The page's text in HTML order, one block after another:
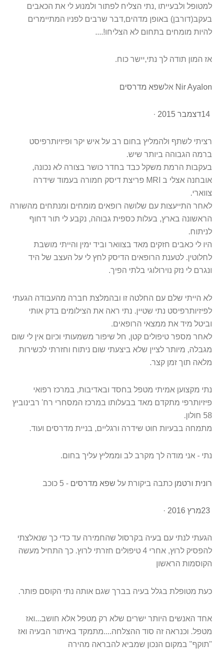
למטופל ולבעייתו ,נתי הצליח לפתור ולמנוע לי את הכאבים
בעקב(דורבן) באופן מדהים,דבר שרבים לפניו המתיימרים
להיות מומחים בתחום לא הצליחו....!
אז המון תודה לך נתי,יישר כוח.
Nir Ayalon אלשפא מדרסים
14דצמבר 2015 ·
רציתי לשתף ולהמליץ בחום רב על איש יקר ופיזיותרפיסט
ברמה הגבוהה ביותר שיש.
בעקבות הרמת משקל כבד בחדר כושר בצורה לא נכונה,
אובחנה אצלי ב MRI פריצת דיסק חמורה בעמוד שידרה
צווארי.
לאחר התייעצות עם שלושה רופאים מומחים ומנתחים מהשורה
הראשונה בארץ, בעלות כספית גבוהה, נקבע לי תור דחוף
לניתוח.
היו לי כאבים חזקים מאד בצוואר וביד ימין והייתי מושבת
לחלוטין. לטענת הרופאים הדיסק לחץ לי על העצב של היד
ונגרם לי נזק נוירולוגי בלתי הפיך.
לא הייתי שלם עם החלטה זו ובהמלצת חברה מהעבודה הגעתי
לפיזיותרפיסט נתי שטיין. נתי ראה את הצילומים בדק אותי
וביטל מיד את ממצאי הרופאים.
לאחר מספר טיפולים קטן, חל שיפור משמעותי וכיום אין לי שום
מגבלה, מיותר לציין שלא ביצעתי שום ניתוח וחזרתי לכשירות
מלאה תוך זמן קצר.
נתי מקצוען אמיתי מטפל בחסד ובאדיבות, במרכז רפואי
פיזיותרפי מתקדם מאד בבעלותו במרכז המסחרי רח' רבינוביץ
58 חולון
.
מתמחה בבעיות חוט שידרה ורגליים, בניית מדרסים ועוד.
נתי - אני מודה לך מקרב לב וממליץ עליך בחום.
רונית ורטמן ‏ כתבה ביקורת על ‏ ‏שפא מדרסים‏ ‏ - ‏‏5‏ כוכב‏
23מרץ 2016 ·
הגעתי לנתי עם בעיה בקרסול שהחמירה עד כדי כך שנאלצתי
להפסיק לרוץ, אחרי 4 טיפולים חזרתי לרוץ. כך התחיל מעשה
הקוסמות הראשון
כעת מטופלת בגלל בעיה בברך שגם אותה נתי הקוסם פותר.
אחד האנשים היותר ישרים שלא רק מטפל אלא חושב...ואז
מטפל. וכנראה זה סוד ההצלחה....מתמקד באיתור הבעיה ואז
"תוקף" במקום הנכון שמביא להבראה מהירה